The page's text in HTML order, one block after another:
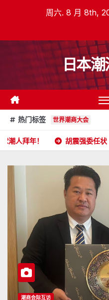
周六. 8 月 8th,
日本潮
热门标签 世界潮商大会
胡震强委任状 日本潮
潮商会际互访